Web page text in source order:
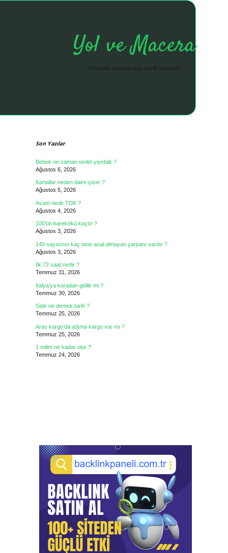
Yol ve Macera
Otomobil hikayeleriyle keyifli yolculuk!
Son Yazılar
Bebek ne zaman omlet yiyebilir ?
Ağustos 6, 2026
Kartallar neden daire çizer ?
Ağustos 5, 2026
Avam nedir TDK ?
Ağustos 4, 2026
100’ün karekökü kaçtır ?
Ağustos 3, 2026
140 sayısının kaç tane asal olmayan çarpanı vardır ?
Ağustos 3, 2026
İlk 72 saat nedir ?
Temmuz 31, 2026
İtalya’ya karadan gidilir mi ?
Temmuz 30, 2026
Satir ne demek tarih ?
Temmuz 25, 2026
Aras kargo’da adıma kargo var mı ?
Temmuz 25, 2026
1 milim ne kadar olur ?
Temmuz 24, 2026